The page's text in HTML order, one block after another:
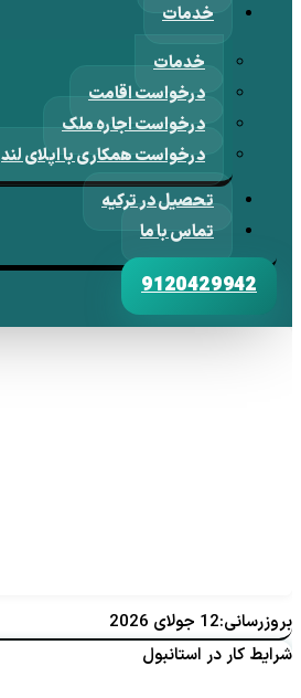
خدمات
خدمات
درخواست اقامت
درخواست اجاره ملک
درخواست همکاری با اپلای لند
تحصیل در ترکیه
تماس با ما
9120429942
بروزرسانی:12 جولای 2026
شرایط کار در استانبول